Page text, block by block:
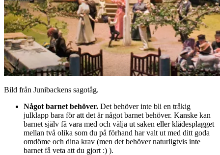
Bild från Junibackens sagotåg.
Något barnet behöver. Det behöver inte bli en tråkig
julklapp bara för att det är något barnet behöver. Kanske kan
barnet själv få vara med och välja ut saken eller klädesplagget
mellan två olika som du på förhand har valt ut med ditt goda
omdöme och dina krav (men det behöver naturligtvis inte
barnet få veta att du gjort :) ).